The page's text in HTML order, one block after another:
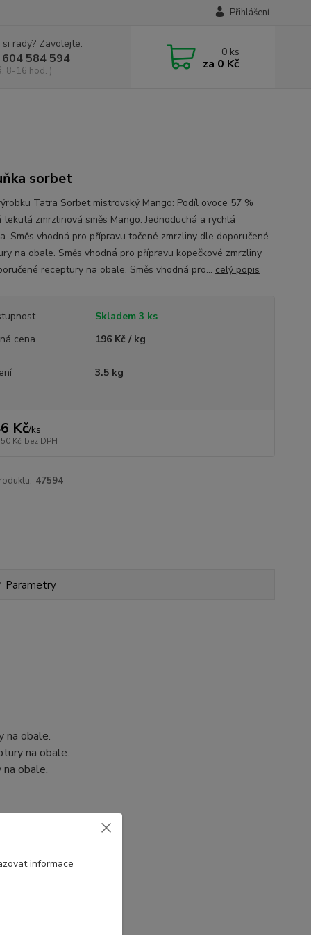
Přihlášení
rady? Zavolejte.
584 594
8-16 hod. )
0 ks
za 0 Kč
sorbet
Tatra Sorbet mistrovský Mango: Podíl ovoce 57 %
tekutá zmrzlinová směs Mango. Jednoduchá a rychlá
Směs vhodná pro přípravu točené zmrzliny dle doporučené
na obale. Směs vhodná pro přípravu kopečkové zmrzliny
receptury na obale. Směs vhodná pro... celý popis
Skladem 3 ks
cena
196 Kč / kg
3.5 kg
Kč/ks
Kč bez DPH
47594
Parametry
na obale.
na obale.
obale.
informace